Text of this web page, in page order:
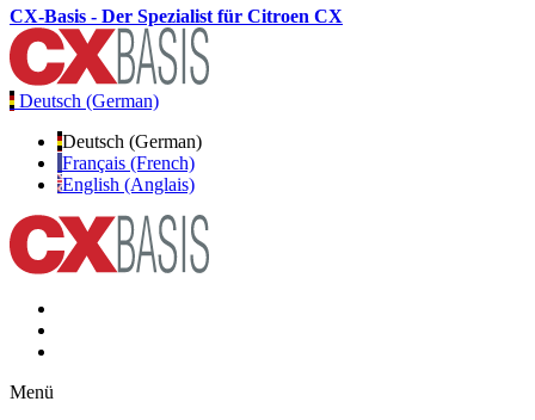
CX-Basis - Der Spezialist für Citroen CX
Deutsch (German)
Deutsch (German)
Français (French)
English (Anglais)
Menü